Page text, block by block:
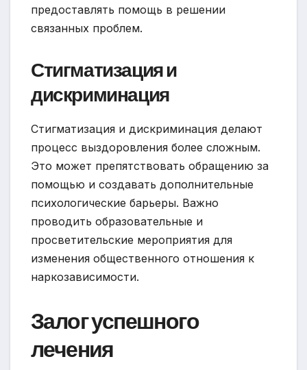
предоставлять помощь в решении
связанных проблем.
Стигматизация и
дискриминация
Стигматизация и дискриминация делают
процесс выздоровления более сложным.
Это может препятствовать обращению за
помощью и создавать дополнительные
психологические барьеры. Важно
проводить образовательные и
просветительские мероприятия для
изменения общественного отношения к
наркозависимости.
Залог успешного
лечения